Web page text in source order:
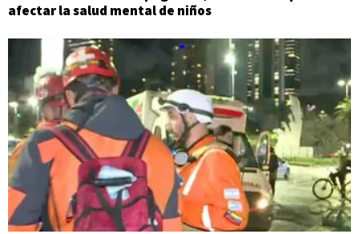
afectar la salud mental de niños